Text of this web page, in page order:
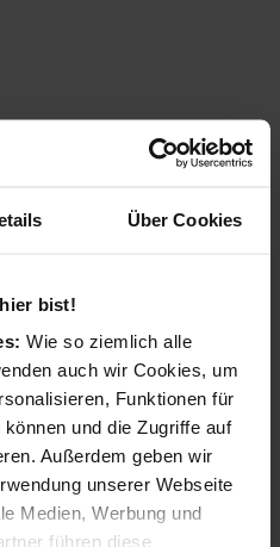
Über Cookies
bist!
Wie so ziemlich alle
auch wir Cookies, um
Funktionen für
und die Zugriffe auf
Außerdem geben wir
unserer Webseite
Medien, Werbung und
führen diese
32PFS6908 Full HD Ambilight
Grau)
€